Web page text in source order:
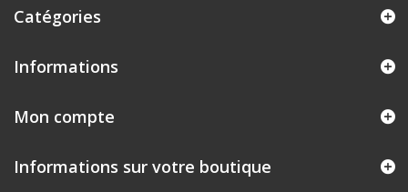
Catégories
Informations
Mon compte
Informations sur votre boutique